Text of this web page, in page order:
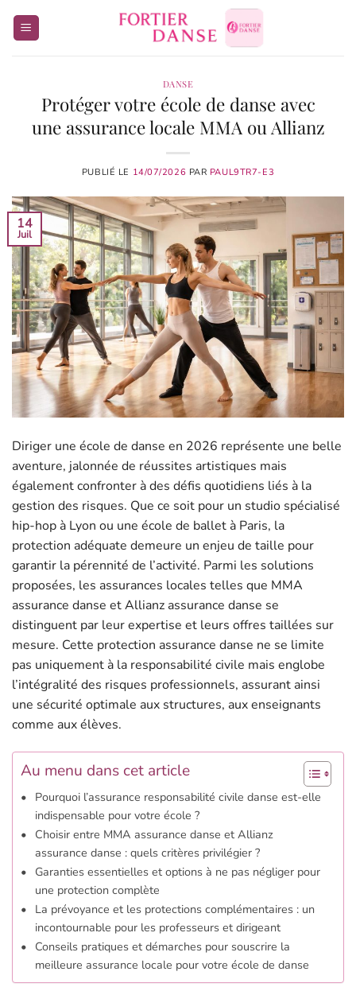
DANSE
Protéger votre école de danse avec
une assurance locale MMA ou Allianz
PUBLIÉ LE 14/07/2026 PAR PAUL9TR7-E3
14
Juil
Diriger une école de danse en 2026 représente une belle
aventure, jalonnée de réussites artistiques mais
également confronter à des défis quotidiens liés à la
gestion des risques. Que ce soit pour un studio spécialisé
hip-hop à Lyon ou une école de ballet à Paris, la
protection adéquate demeure un enjeu de taille pour
garantir la pérennité de l’activité. Parmi les solutions
proposées, les assurances locales telles que MMA
assurance danse et Allianz assurance danse se
distinguent par leur expertise et leurs offres taillées sur
mesure. Cette protection assurance danse ne se limite
pas uniquement à la responsabilité civile mais englobe
l’intégralité des risques professionnels, assurant ainsi
une sécurité optimale aux structures, aux enseignants
comme aux élèves.
Au menu dans cet article
Pourquoi l’assurance responsabilité civile danse est-elle
indispensable pour votre école ?
Choisir entre MMA assurance danse et Allianz
assurance danse : quels critères privilégier ?
Garanties essentielles et options à ne pas négliger pour
une protection complète
La prévoyance et les protections complémentaires : un
incontournable pour les professeurs et dirigeant
Conseils pratiques et démarches pour souscrire la
meilleure assurance locale pour votre école de danse